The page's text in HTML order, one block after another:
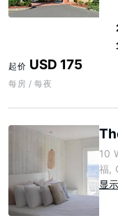
起价 USD 175
每房 / 每夜
10
福,
显